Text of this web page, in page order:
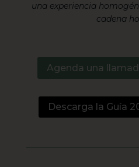
una experiencia
cadena
Agenda una
Descarga la Guía